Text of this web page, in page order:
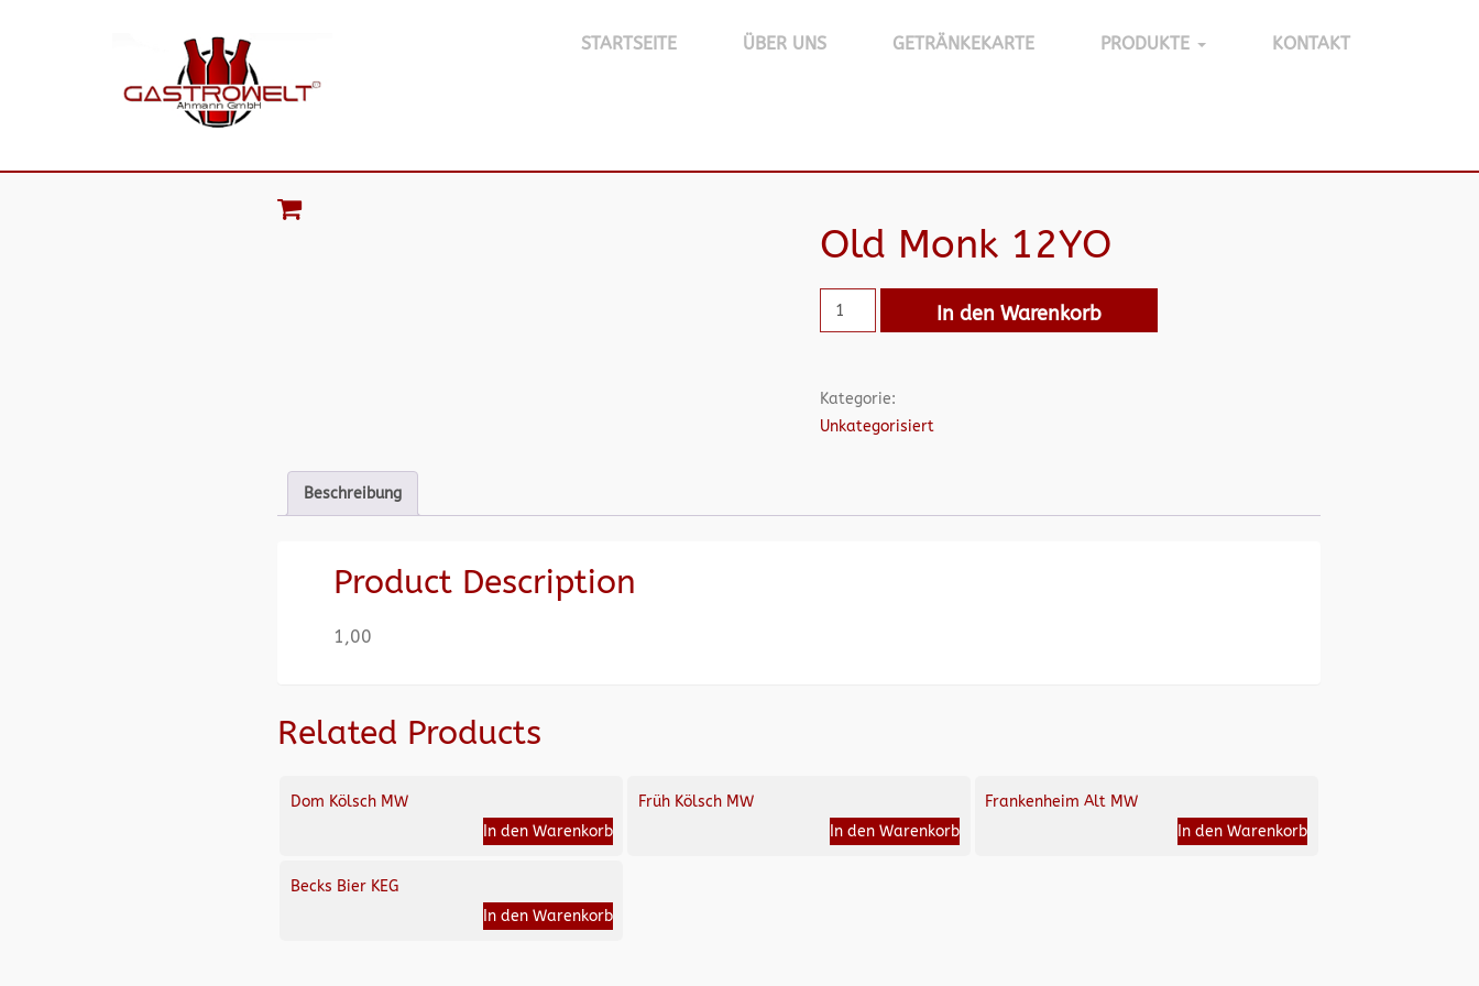
STARTSEITE ÜBER UNS GETRÄNKEKARTE PRODUKTE KONTAKT
Old Monk 12YO
In den Warenkorb
Kategorie:
Unkategorisiert
Beschreibung
Product Description
1,00
Related Products
Dom Kölsch MW
In den Warenkorb
Früh Kölsch MW
In den Warenkorb
Frankenheim Alt MW
In den Warenkorb
Becks Bier KEG
In den Warenkorb